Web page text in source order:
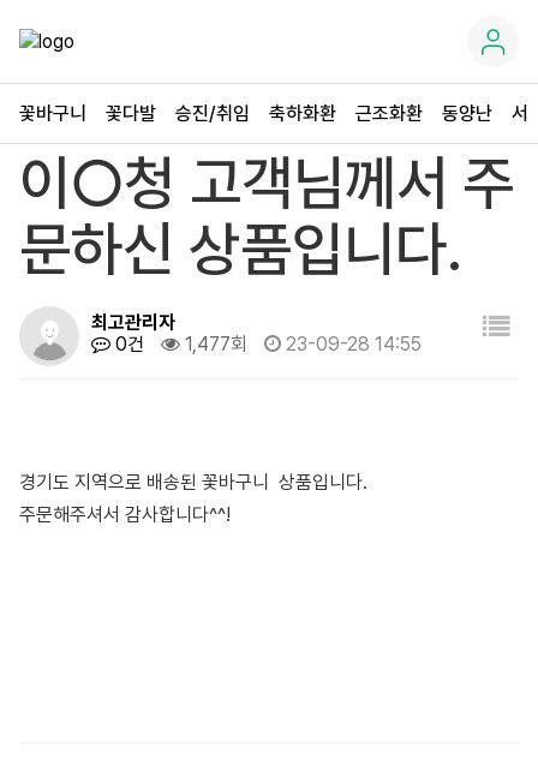
꽃바구니 꽃다발 승진/취임 축하화환 근조화환 동양난 서
이○청 고객님께서 주
문하신 상품입니다.
최고관리자
0건
1,477회 23-09-28 14:55
경기도 지역으로 배송된 꽃바구니 상품입니다.
주문해주셔서 감사합니다^^!